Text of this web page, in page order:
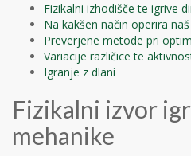
Fizikalni izhodišče te igrive
Na kakšen način operira
Preverjene metode pri
Variacije različice te
Igranje z dlani
Fizikalni izvor
mehanike